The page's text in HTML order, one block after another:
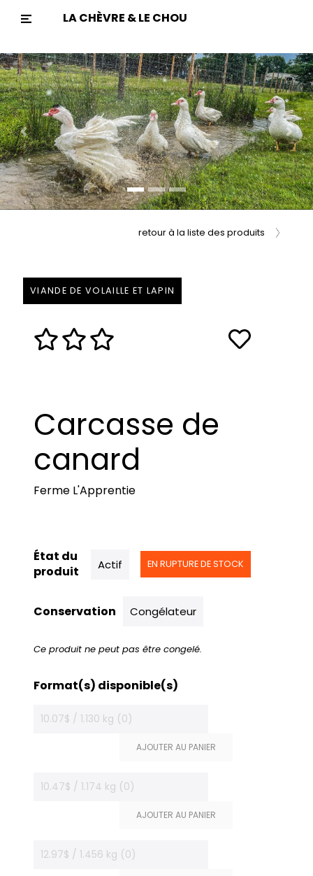
LA CHÈVRE & LE CHOU
Previous Next
VIANDE DE VOLAILLE ET LAPIN
retour à la liste des produits
Carcasse de
canard
Ferme L'Apprentie
État du
produit
Actif EN RUPTURE DE STOCK
Conservation Congélateur
Ce produit ne peut pas être congelé.
Format(s) disponible(s)
10.07$ / 1.130 kg (0)
AJOUTER AU PANIER
10.47$ / 1.174 kg (0)
AJOUTER AU PANIER
12.97$ / 1.456 kg (0)